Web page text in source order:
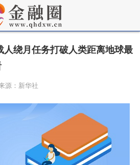
人绕月任务打破人类距离地球最
源：新华社